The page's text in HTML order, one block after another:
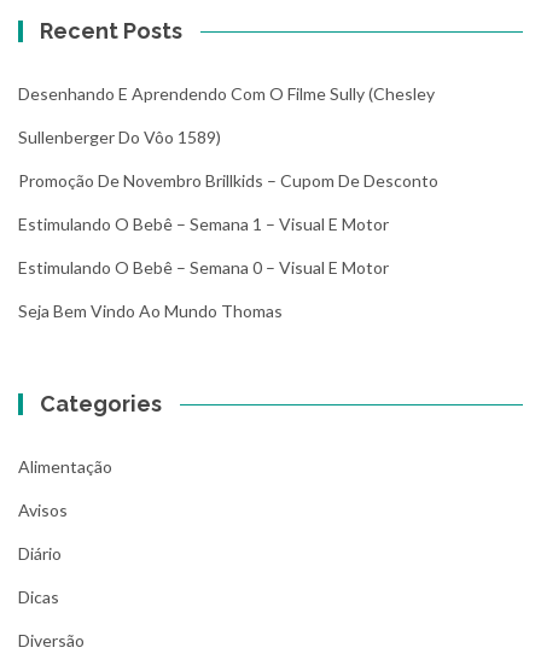
Recent Posts
Desenhando E Aprendendo Com O Filme Sully (Chesley
Sullenberger Do Vôo 1589)
Promoção De Novembro Brillkids – Cupom De Desconto
Estimulando O Bebê – Semana 1 – Visual E Motor
Estimulando O Bebê – Semana 0 – Visual E Motor
Seja Bem Vindo Ao Mundo Thomas
Categories
Alimentação
Avisos
Diário
Dicas
Diversão